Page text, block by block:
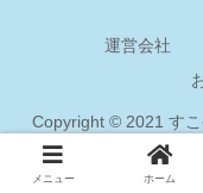
運営会社
Copyright © 2021 す
メニュー ホーム